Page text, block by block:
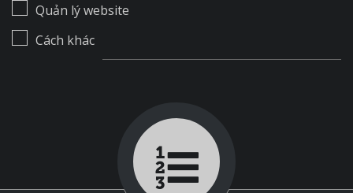
Quản lý website
Cách khác